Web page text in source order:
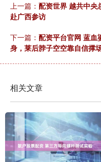
上一篇： 配资世界 越共中央
赴广西参访
下一篇： 配资平台官网 蓝血
身，莱后脖子空空靠自信撑
相关文章